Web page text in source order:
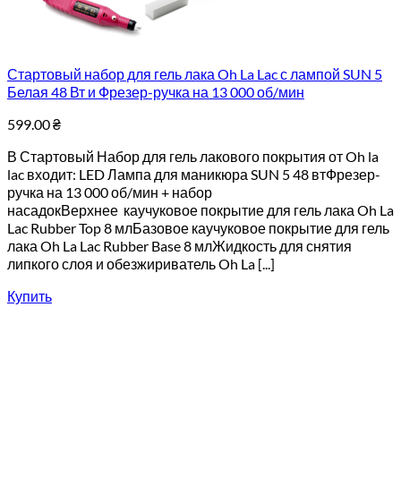
Стартовый набор для гель лака Oh La Lac с лампой SUN 5
Белая 48 Вт и Фрезер-ручка на 13 000 об/мин
599.00₴
В Стартовый Набор для гель лакового покрытия от Oh la
lac входит: LED Лампа для маникюра SUN 5 48 втФрезер-
ручка на 13 000 об/мин + набор
насадокВерхнее каучуковое покрытие для гель лака Oh La
Lac Rubber Top 8 млБазовое каучуковое покрытие для гель
лака Oh La Lac Rubber Base 8 млЖидкость для снятия
липкого слоя и обезжириватель Oh La [...]
Купить